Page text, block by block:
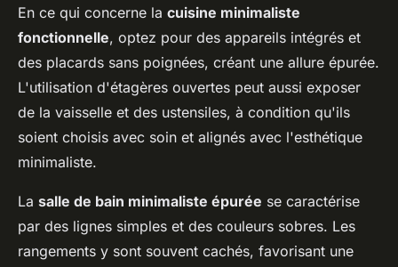
En ce qui concerne la cuisine minimaliste
fonctionnelle, optez pour des appareils intégrés et
des placards sans poignées, créant une allure épurée.
L'utilisation d'étagères ouvertes peut aussi exposer
de la vaisselle et des ustensiles, à condition qu'ils
soient choisis avec soin et alignés avec l'esthétique
minimaliste.
La salle de bain minimaliste épurée se caractérise
par des lignes simples et des couleurs sobres. Les
rangements y sont souvent cachés, favorisant une